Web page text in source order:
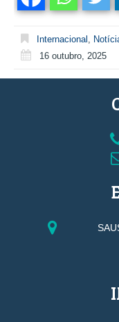
Internacional ,
16 outubro, 2025